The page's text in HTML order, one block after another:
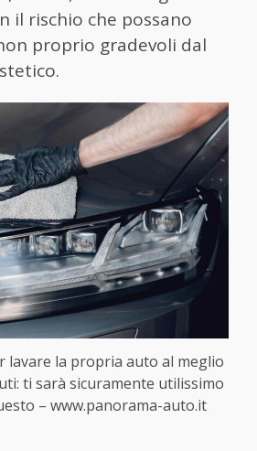
il rischio che possano
proprio gradevoli dal
lavare la propria auto al meglio
ti sarà sicuramente utilissimo
– www.panorama-auto.it